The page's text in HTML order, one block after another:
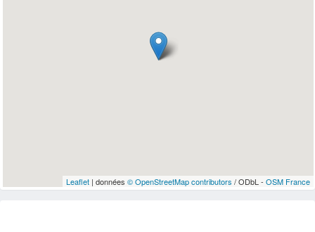
Leaflet| données © OpenStreetMap contributors / ODbL - OSM France